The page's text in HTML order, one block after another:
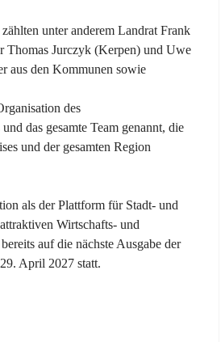
unter anderem Landrat Frank
Thomas Jurczyk (Kerpen) und Uwe
aus den Kommunen sowie
des
das gesamte Team genannt, die
und der gesamten Region
als der Plattform für Stadt- und
Wirtschafts- und
auf die nächste Ausgabe der
April 2027 statt.